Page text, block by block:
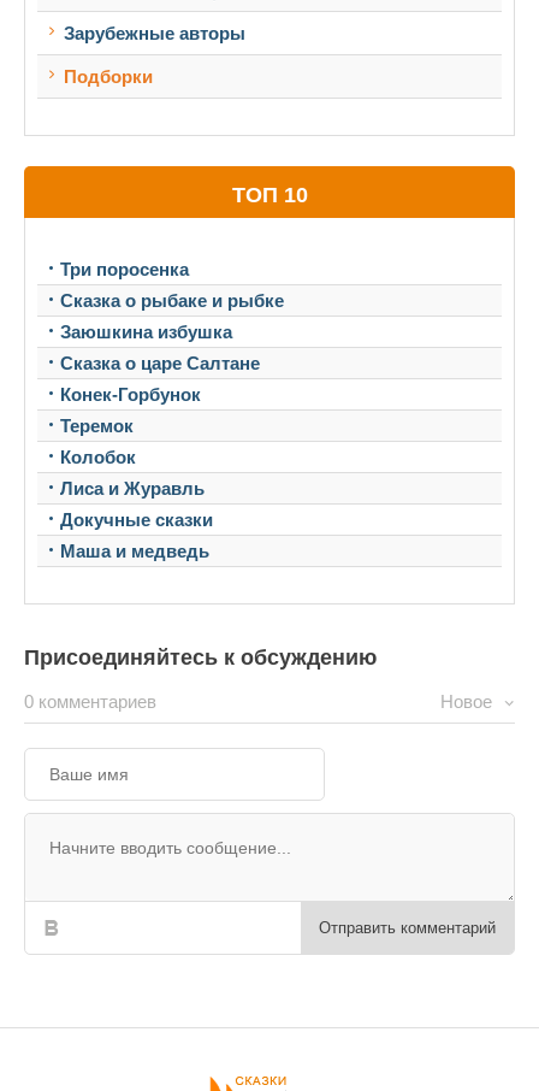
Зарубежные авторы
Подборки
ТОП 10
Три поросенка
Сказка о рыбаке и рыбке
Заюшкина избушка
Сказка о царе Салтане
Конек-Горбунок
Теремок
Колобок
Лиса и Журавль
Докучные сказки
Маша и медведь
Присоединяйтесь к обсуждению
0 комментариев Новое
Отправить комментарий